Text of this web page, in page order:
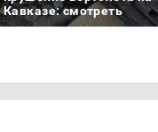
Кавказе: смотреть